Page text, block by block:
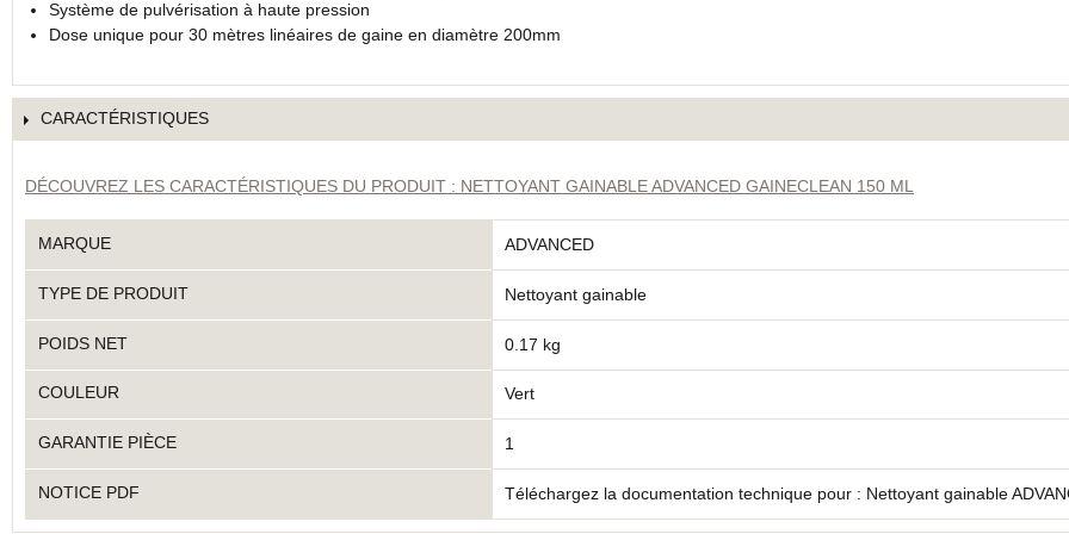
Système de pulvérisation à haute pression
Dose unique pour 30 mètres linéaires de gaine en diamètre 200mm
CARACTÉRISTIQUES
DÉCOUVREZ LES CARACTÉRISTIQUES DU PRODUIT : NETTOYANT GAINABLE ADVANCED GAINECLEAN 150 ML
MARQUE ADVANCED
TYPE DE PRODUIT Nettoyant gainable
POIDS NET 0.17 kg
COULEUR Vert
GARANTIE PIÈCE 1
NOTICE PDF Téléchargez la documentation technique pour : Nettoyant gainable